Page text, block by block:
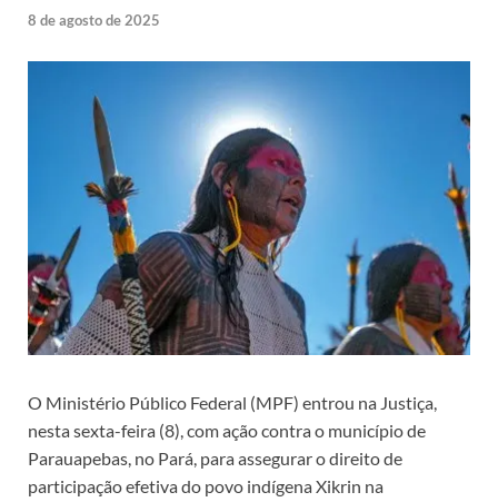
8 de agosto de 2025
O Ministério Público Federal (MPF) entrou na Justiça,
nesta sexta-feira (8), com ação contra o município de
Parauapebas, no Pará, para assegurar o direito de
participação efetiva do povo indígena Xikrin na